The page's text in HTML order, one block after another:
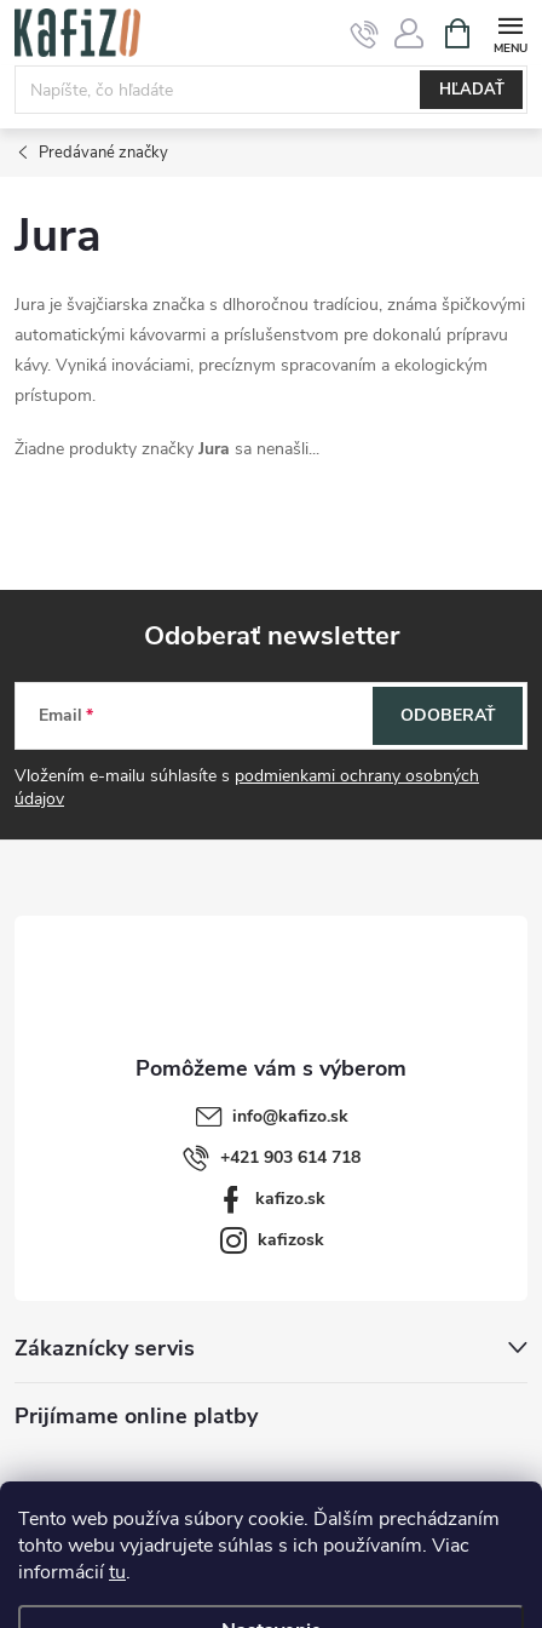
Tento web používa súbory cookie. Ďalším prechádzaním
tohto webu vyjadrujete súhlas s ich používaním. Viac
informáciítu.
Prejsť
obsah
HĽADAŤ
KOŠÍK
Predávané značky
Jura
Jura je švajčiarska značka s dlhoročnou tradíciou, známa špičkovými
automatickými kávovarmi a príslušenstvom pre dokonalú prípravu
kávy. Vyniká inováciami, precíznym spracovaním a ekologickým
prístupom.
Žiadne produkty značky Jura sa nenašli...
Z
á
p
Odoberať newsletter
Email
Vložením e-mailu súhlasíte s podmienkami ochrany osobných
údajov
ODOBERAŤ
Zákaznícky servis
Prijímame online platby
info@kafizo.sk
+421 903 614 718
kafizo.sk
kafizosk